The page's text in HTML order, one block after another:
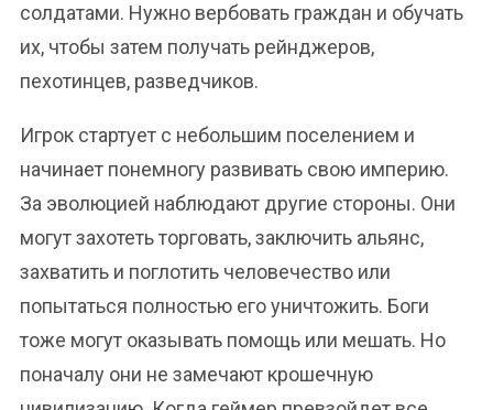
солдатами. Нужно вербовать граждан и обучать
их, чтобы затем получать рейнджеров,
пехотинцев, разведчиков.
Игрок стартует с небольшим поселением и
начинает понемногу развивать свою империю.
За эволюцией наблюдают другие стороны. Они
могут захотеть торговать, заключить альянс,
захватить и поглотить человечество или
попытаться полностью его уничтожить. Боги
тоже могут оказывать помощь или мешать. Но
поначалу они не замечают крошечную